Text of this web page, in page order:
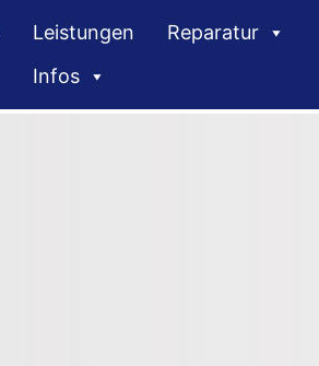
Leistungen Reparatur
Infos